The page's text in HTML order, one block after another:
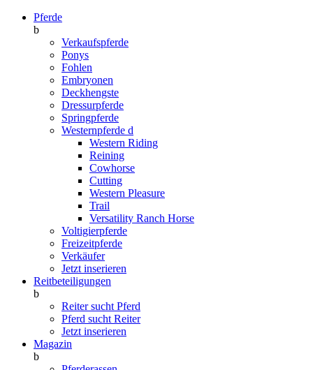
Pferde
b
Verkaufspferde
Ponys
Fohlen
Embryonen
Deckhengste
Dressurpferde
Springpferde
Westernpferde d
Western Riding
Reining
Cowhorse
Cutting
Western Pleasure
Trail
Versatility Ranch Horse
Voltigierpferde
Freizeitpferde
Verkäufer
Jetzt inserieren
Reitbeteiligungen
b
Reiter sucht Pferd
Pferd sucht Reiter
Jetzt inserieren
Magazin
b